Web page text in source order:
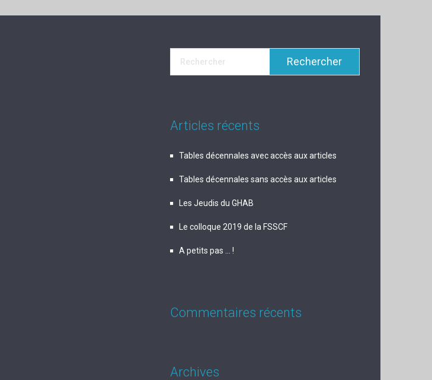
Articles récents
Tables décennales avec accès aux articles
Tables décennales sans accès aux articles
Les Jeudis du GHAB
Le colloque 2019 de la FSSCF
A petits pas … !
Commentaires récents
Archives